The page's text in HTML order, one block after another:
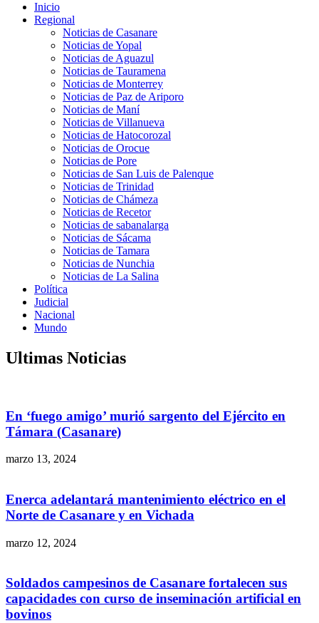
Inicio
Regional
Noticias de Casanare
Noticias de Yopal
Noticias de Aguazul
Noticias de Tauramena
Noticias de Monterrey
Noticias de Paz de Ariporo
Noticias de Maní
Noticias de Villanueva
Noticias de Hatocorozal
Noticias de Orocue
Noticias de Pore
Noticias de San Luis de Palenque
Noticias de Trinidad
Noticias de Chámeza
Noticias de Recetor
Noticias de sabanalarga
Noticias de Sácama
Noticias de Tamara
Noticias de Nunchia
Noticias de La Salina
Política
Judicial
Nacional
Mundo
Ultimas Noticias
En ‘fuego amigo’ murió sargento del Ejército en
Támara (Casanare)
marzo 13, 2024
Enerca adelantará mantenimiento eléctrico en el
Norte de Casanare y en Vichada
marzo 12, 2024
Soldados campesinos de Casanare fortalecen sus
capacidades con curso de inseminación artificial en
bovinos